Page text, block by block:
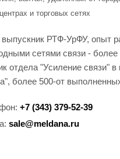
и торговых сетях
выпускник РТФ-УрФУ, опыт
сетями связи - более
отдела "Усиление связи" в
более 500-от
+7 (343) 379-52-39
sale@meldana.ru